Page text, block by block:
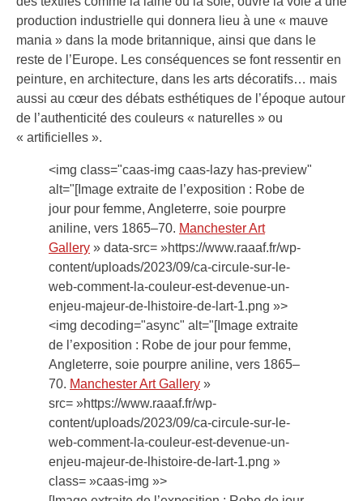
production industrielle qui donnera lieu à une « mauve
mania » dans la mode britannique, ainsi que dans le
reste de l’Europe. Les conséquences se font ressentir en
peinture, en architecture, dans les arts décoratifs… mais
aussi au cœur des débats esthétiques de l’époque autour
de l’authenticité des couleurs « naturelles » ou
« artificielles ».
<img class="caas-img caas-lazy has-preview"
alt="[Image extraite de l’exposition : Robe de
jour pour femme, Angleterre, soie pourpre
aniline, vers 1865–70. Manchester Art
Gallery » data-src= »https://www.raaaf.fr/wp-
content/uploads/2023/09/ca-circule-sur-le-
web-comment-la-couleur-est-devenue-un-
enjeu-majeur-de-lhistoire-de-lart-1.png »>
<img decoding="async" alt="[Image extraite
de l’exposition : Robe de jour pour femme,
Angleterre, soie pourpre aniline, vers 1865–
70. Manchester Art Gallery »
src= »https://www.raaaf.fr/wp-
content/uploads/2023/09/ca-circule-sur-le-
web-comment-la-couleur-est-devenue-un-
enjeu-majeur-de-lhistoire-de-lart-1.png »
class= »caas-img »>